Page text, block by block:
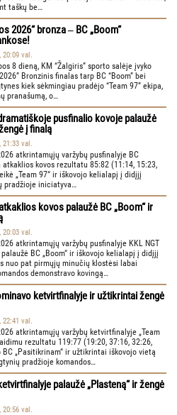
taškų be…
2026“ bronza ‒ BC „Boom“
20:09 val.
8 dieną, KM “Žalgiris” sporto salėje įvyko
Bronzinis finalas tarp BC “Boom” bei
kiek sėkmingiau pradėjo “Team 97” ekipa,
pranašumą, o…
pusfinalio kovoje palaužė
į finalą
21:33 val.
atkrintamųjų varžybų pusfinalyje BC
atkaklios kovos rezultatu 85:82 (11:14, 15:23,
„Team 97“ ir iškovojo kelialapį į didįjį
pradžioje iniciatyva…
kovos palaužė BC „Boom“ ir
20:03 val.
atkrintamųjų varžybų pusfinalyje KKL NGT
BC „Boom“ ir iškovojo kelialapį į didįjį
nuo pat pirmųjų minučių klostėsi labai
demonstravo kovingą…
ketvirtfinalyje ir užtikrintai žengė
22:41 val.
atkrintamųjų varžybų ketvirtfinalyje „Team
rezultatu 119:77 (19:20, 37:16, 32:26,
„Pasitikrinam“ ir užtikrintai iškovojo vietą
pradžioje komandos…
palaužė „Plasteną“ ir žengė
20:56 val.